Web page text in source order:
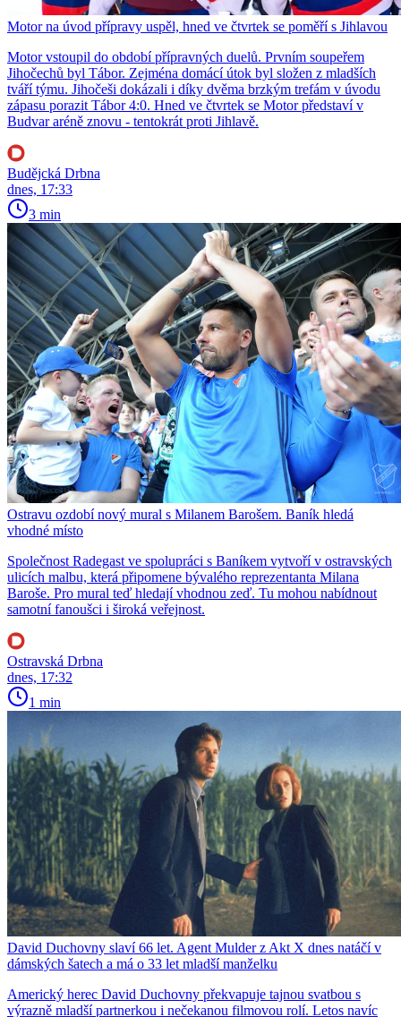
Motor na úvod přípravy uspěl, hned ve čtvrtek se poměří s Jihlavou
Motor vstoupil do období přípravných duelů. Prvním soupeřem
Jihočechů byl Tábor. Zejména domácí útok byl složen z mladších
tváří týmu. Jihočeši dokázali i díky dvěma brzkým trefám v úvodu
zápasu porazit Tábor 4:0. Hned ve čtvrtek se Motor představí v
Budvar aréně znovu - tentokrát proti Jihlavě.
Budějcká Drbna
dnes, 17:33
3 min
Ostravu ozdobí nový mural s Milanem Barošem. Baník hledá
vhodné místo
Společnost Radegast ve spolupráci s Baníkem vytvoří v ostravských
ulicích malbu, která připomene bývalého reprezentanta Milana
Baroše. Pro mural teď hledají vhodnou zeď. Tu mohou nabídnout
samotní fanoušci i široká veřejnost.
Ostravská Drbna
dnes, 17:32
1 min
David Duchovny slaví 66 let. Agent Mulder z Akt X dnes natáčí v
dámských šatech a má o 33 let mladší manželku
Americký herec David Duchovny překvapuje tajnou svatbou s
výrazně mladší partnerkou i nečekanou filmovou rolí. Letos navíc